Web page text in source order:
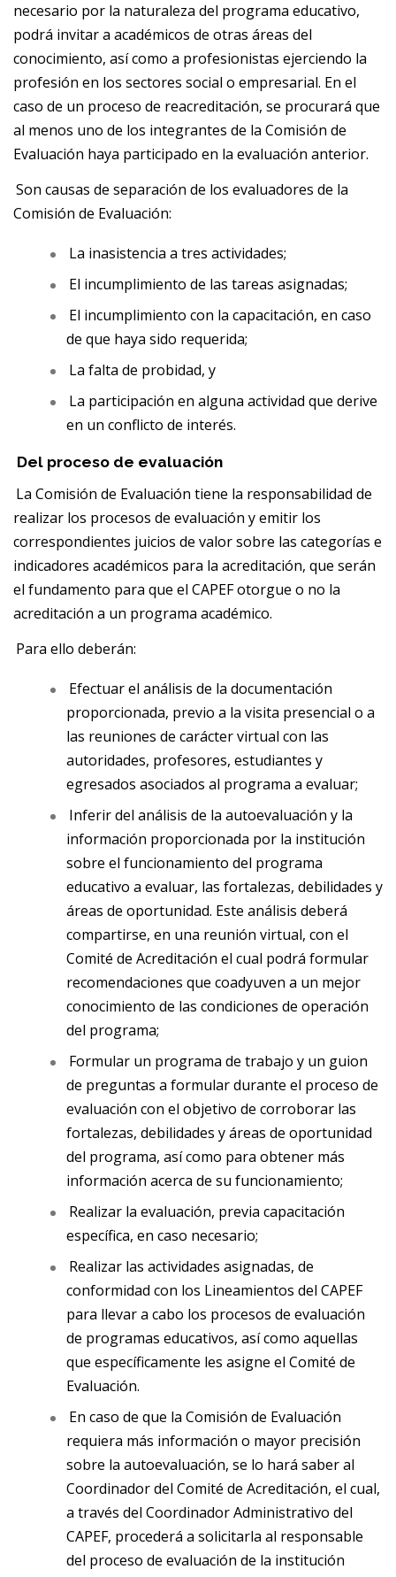
necesario por la naturaleza del programa educativo,
podrá invitar a académicos de otras áreas del
conocimiento, así como a profesionistas ejerciendo la
profesión en los sectores social o empresarial. En el
caso de un proceso de reacreditación, se procurará que
al menos uno de los integrantes de la Comisión de
Evaluación haya participado en la evaluación anterior.
Son causas de separación de los evaluadores de la
Comisión de Evaluación:
La inasistencia a tres actividades;
El incumplimiento de las tareas asignadas;
El incumplimiento con la capacitación, en caso
de que haya sido requerida;
La falta de probidad, y
La participación en alguna actividad que derive
en un conflicto de interés.
Del proceso de evaluación
La Comisión de Evaluación tiene la responsabilidad de
realizar los procesos de evaluación y emitir los
correspondientes juicios de valor sobre las categorías e
indicadores académicos para la acreditación, que serán
el fundamento para que el CAPEF otorgue o no la
acreditación a un programa académico.
Para ello deberán:
Efectuar el análisis de la documentación
proporcionada, previo a la visita presencial o a
las reuniones de carácter virtual con las
autoridades, profesores, estudiantes y
egresados asociados al programa a evaluar;
Inferir del análisis de la autoevaluación y la
información proporcionada por la institución
sobre el funcionamiento del programa
educativo a evaluar, las fortalezas, debilidades y
áreas de oportunidad. Este análisis deberá
compartirse, en una reunión virtual, con el
Comité de Acreditación el cual podrá formular
recomendaciones que coadyuven a un mejor
conocimiento de las condiciones de operación
del programa;
Formular un programa de trabajo y un guion
de preguntas a formular durante el proceso de
evaluación con el objetivo de corroborar las
fortalezas, debilidades y áreas de oportunidad
del programa, así como para obtener más
información acerca de su funcionamiento;
Realizar la evaluación, previa capacitación
específica, en caso necesario;
Realizar las actividades asignadas, de
conformidad con los Lineamientos del CAPEF
para llevar a cabo los procesos de evaluación
de programas educativos, así como aquellas
que específicamente les asigne el Comité de
Evaluación.
En caso de que la Comisión de Evaluación
requiera más información o mayor precisión
sobre la autoevaluación, se lo hará saber al
Coordinador del Comité de Acreditación, el cual,
a través del Coordinador Administrativo del
CAPEF, procederá a solicitarla al responsable
del proceso de evaluación de la institución